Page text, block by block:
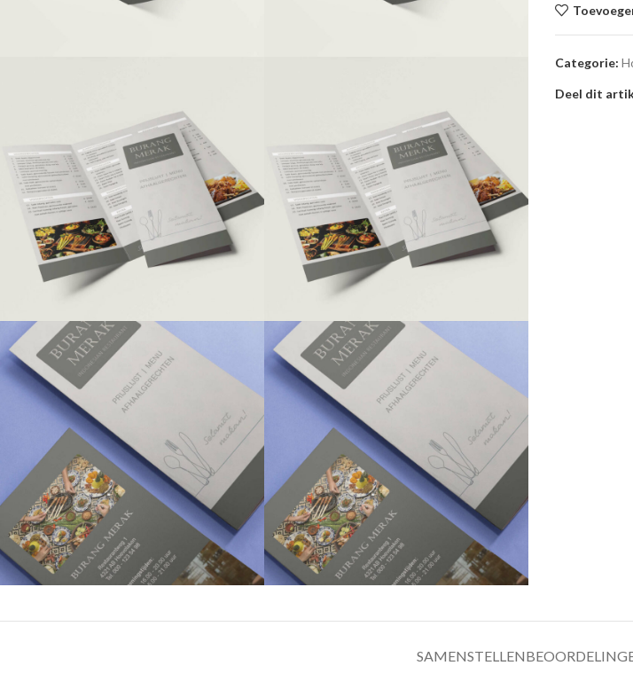
Categorie:
Deel dit
SAMENSTELLEN